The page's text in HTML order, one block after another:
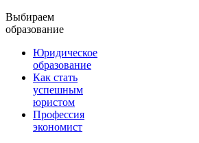
Выбираем
образование
Юридическое
образование
Как стать
успешным
юристом
Профессия
экономист